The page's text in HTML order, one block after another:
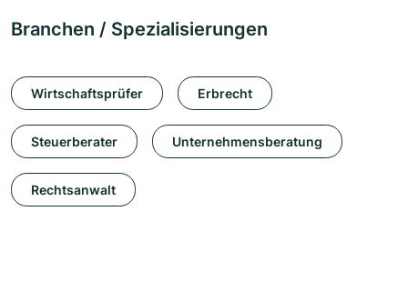
Branchen / Spezialisierungen
Wirtschaftsprüfer Erbrecht
Steuerberater Unternehmensberatung
Rechtsanwalt